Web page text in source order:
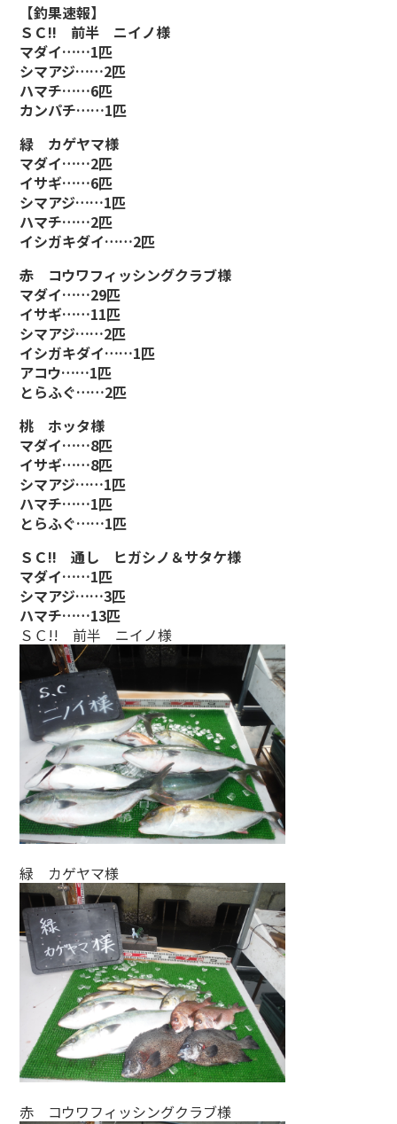
【釣果速報】
ＳＣ!! 前半 ニイノ様
マダイ……1匹
シマアジ……2匹
ハマチ……6匹
カンパチ……1匹
緑 カゲヤマ様
マダイ……2匹
イサギ……6匹
シマアジ……1匹
ハマチ……2匹
イシガキダイ……2匹
赤 コウワフィッシングクラブ様
マダイ……29匹
イサギ……11匹
シマアジ……2匹
イシガキダイ……1匹
アコウ……1匹
とらふぐ……2匹
桃 ホッタ様
マダイ……8匹
イサギ……8匹
シマアジ……1匹
ハマチ……1匹
とらふぐ……1匹
ＳＣ!! 通し ヒガシノ＆サタケ様
マダイ……1匹
シマアジ……3匹
ハマチ……13匹
ＳＣ!! 前半 ニイノ様
緑 カゲヤマ様
赤 コウワフィッシングクラブ様